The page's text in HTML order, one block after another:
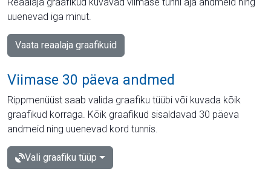
uuenevad iga minut.
Vaata reaalaja graafikuid
Viimase 30 päeva andmed
Rippmenüüst saab valida graafiku tüübi või kuvada kõik
graafikud korraga. Kõik graafikud sisaldavad 30 päeva
andmeid ning uuenevad kord tunnis.
Vali graafiku tüüp